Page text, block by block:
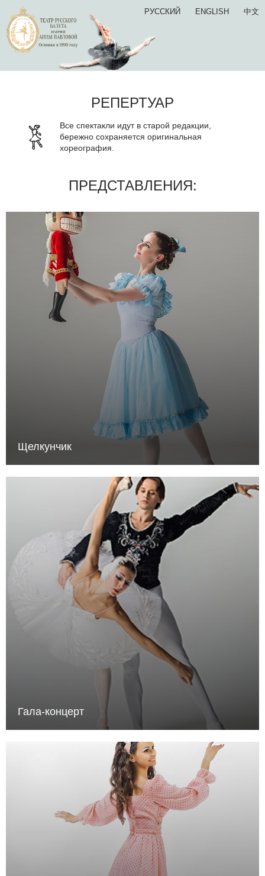
РУССКИЙ ENGLISH 中文
РЕПЕРТУАР
Все спектакли идут в старой редакции,
бережно сохраняется оригинальная
хореография.
ПРЕДСТАВЛЕНИЯ:
Щелкунчик
Гала-концерт